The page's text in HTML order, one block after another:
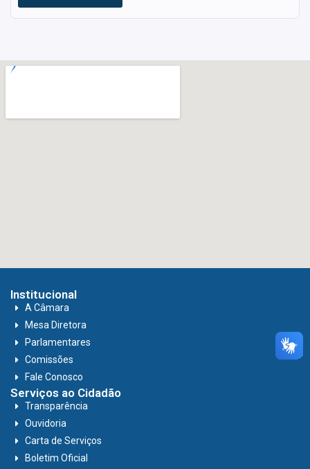
Institucional
A Câmara
Mesa Diretora
Parlamentares
Comissões
Fale Conosco
Serviços ao Cidadão
Transparência
Ouvidoria
Carta de Serviços
Boletim Oficial